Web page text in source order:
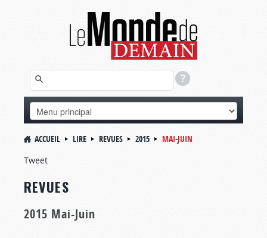
ACCUEIL LIRE REVUES 2015
MAI-JUIN
Tweet
REVUES
2015 Mai-Juin